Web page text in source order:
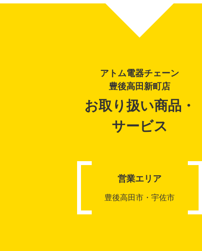
アトム電器チェーン
豊後高田新町店
お取り扱い商品・
サービス
営業エリア
豊後高田市・宇佐市